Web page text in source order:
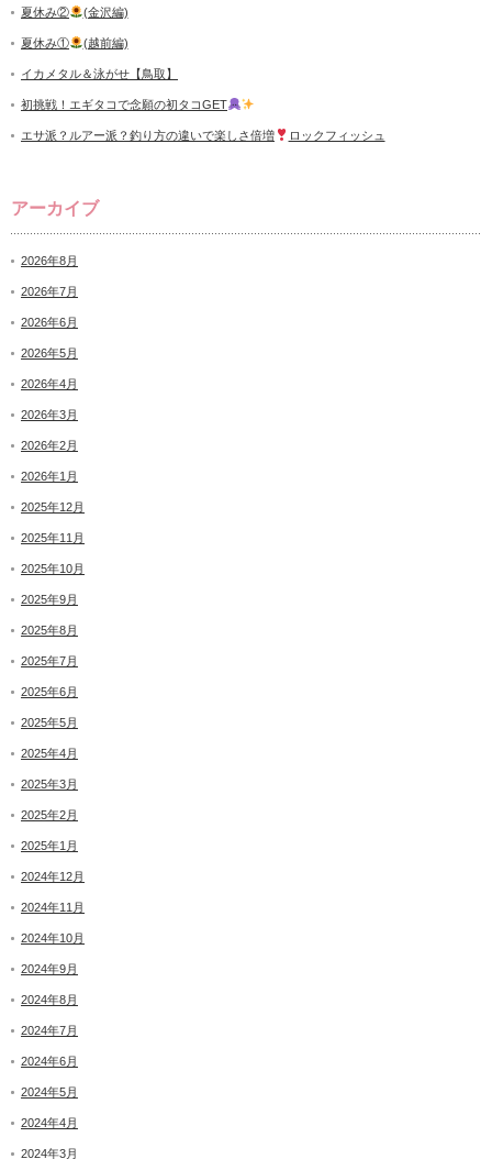
夏休み② (金沢編)
夏休み① (越前編)
イカメタル＆泳がせ【鳥取】
初挑戦！エギタコで念願の初タコGET
エサ派？ルアー派？釣り方の違いで楽しさ倍増 ロックフィッシュ
アーカイブ
2026年8月
2026年7月
2026年6月
2026年5月
2026年4月
2026年3月
2026年2月
2026年1月
2025年12月
2025年11月
2025年10月
2025年9月
2025年8月
2025年7月
2025年6月
2025年5月
2025年4月
2025年3月
2025年2月
2025年1月
2024年12月
2024年11月
2024年10月
2024年9月
2024年8月
2024年7月
2024年6月
2024年5月
2024年4月
2024年3月